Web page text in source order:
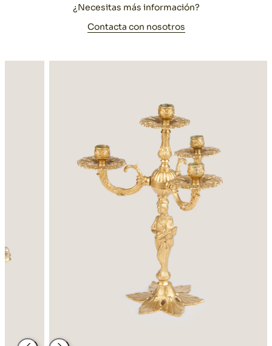
¿Necesitas más información?
Contacta con nosotros